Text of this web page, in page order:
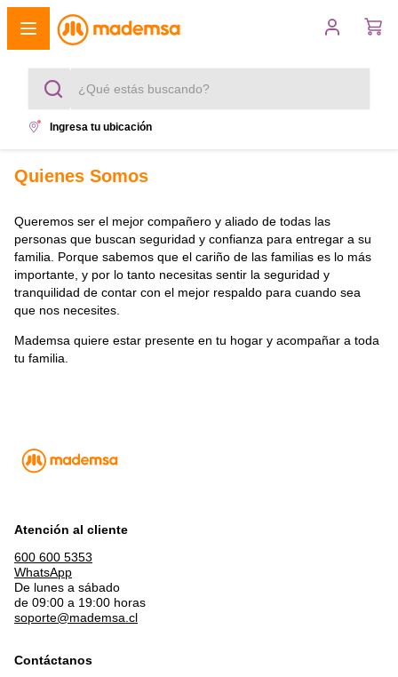
¿Qué estás buscando?
1. cocina 4 platos
2. lavadora
3. refrigerador
secadora
5. cocina 5 platos
Ingresa tu ubicación
Quienes Somos
Queremos ser el mejor compañero y aliado de todas las
personas que buscan seguridad y confianza para entregar a su
familia. Porque sabemos que el cariño de las familias es lo más
importante, y por lo tanto necesitas sentir la seguridad y
tranquilidad de contar con el mejor respaldo para cuando sea
que nos necesites.
Mademsa quiere estar presente en tu hogar y acompañar a toda
tu familia.
Atención al cliente
600 600 5353
WhatsApp
De lunes a sábado
de 09:00 a 19:00 horas
soporte@mademsa.cl
Contáctanos